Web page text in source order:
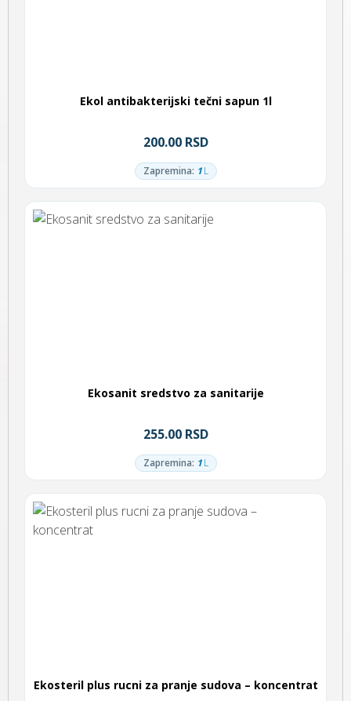
Ekol antibakterijski tečni sapun 1l
200.00 RSD
Zapremina: 1 L
Ekosanit sredstvo za sanitarije
255.00 RSD
Zapremina: 1 L
Ekosteril plus rucni za pranje sudova – koncentrat